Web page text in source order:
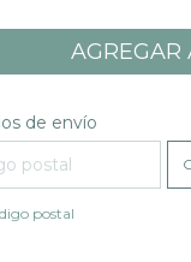
el CP:
de envío
postal